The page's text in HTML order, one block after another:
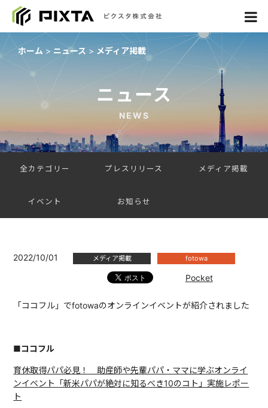
ホーム ニュース メディア掲載
ニュース
NEWS
全カテゴリー プレスリリース メディア掲載
イベント お知らせ
2022/10/01 メディア掲載 fotowa
Pocket
「ココフル」でfotowaのオンラインイベントが紹介されました
■ココフル
育休取得パパ必見！ 助産師や先輩パパ・ママに学ぶオンライ
ンイベント「新米パパが絶対に知るべき10のコト」実施レポー
ト